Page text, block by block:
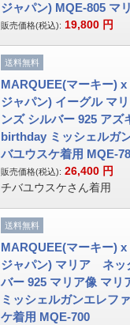
ジャパン) MQE-805 マ
販売価格(税込): 19,800 円
送料無料
MARQUEE(マーキー)
ジャパン) イーグル マ
ンズ シルバー 925 アズ
birthday ミッシェルガ
バユウスケ着用 MQE-
販売価格(税込): 26,400 円
チバユウスケさん着用
送料無料
MARQUEE(マーキー)
ジャパン) マリア ネッ
バー 925 マリア像 マ
ミッシェルガンエレフ
ケ着用 MQE-700